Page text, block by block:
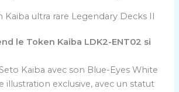
Kaiba ultra rare Legendary Decks II
le Token Kaiba LDK2-ENT02 si
Kaiba avec son Blue-Eyes White
illustration exclusive, avec un statut